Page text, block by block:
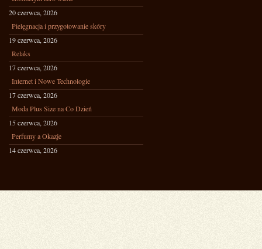
20 czerwca, 2026
Pielęgnacja i przygotowanie skóry
19 czerwca, 2026
Relaks
17 czerwca, 2026
Internet i Nowe Technologie
17 czerwca, 2026
Moda Plus Size na Co Dzień
15 czerwca, 2026
Perfumy a Okazje
14 czerwca, 2026